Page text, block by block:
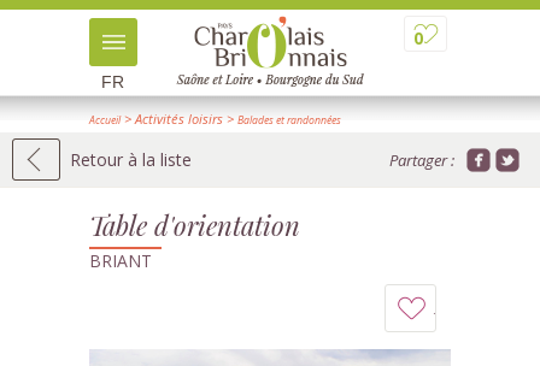
0
FR
Accueil> Activités loisirs > Balades et randonnées
Retour à la liste Partager :
Table d'orientation
BRIANT
à